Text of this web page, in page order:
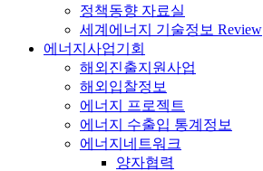
정책동향 자료실
세계에너지 기술정보 Review
에너지사업기회
해외진출지원사업
해외입찰정보
에너지 프로젝트
에너지 수출입 통계정보
에너지네트워크
양자협력